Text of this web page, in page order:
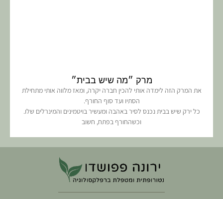
מרק ״מה שיש בבית״
את המרק הזה לימדה אותי להכין חברה יקרה, ומאז מלווה אותי מתחילת
הסתיו ועד סוף החורף.
כל ירק שיש בבית נכנס לסיר באהבה ומעשיר בויטמינים והמינרלים שלו.
וכשהחורף בפתח, חשוב